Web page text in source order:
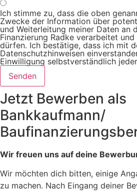
Ich stimme zu, dass die oben
Zwecke der Information über
und Weiterleitung meiner Daten an
Finanzierung Radke verarbeitet
dürfen. Ich bestätige, dass ich mit
Datenschutzhinweisen
Einwilligung selbstverständlich
Senden
Jetzt Bewerben als
Bankkaufmann/
Wir freuen uns auf deine
Wir möchten dich bitten, einige
zu machen. Nach Eingang deiner